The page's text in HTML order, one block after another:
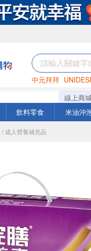
中元拜拜
罐頭 海苔
線上商
飲料零食 米油沖
/ 成人營養補充品